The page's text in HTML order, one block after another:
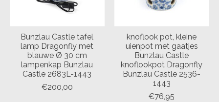
Bunzlau Castle tafel
lamp Dragonfly met
blauwe Ø 30 cm
lampenkap Bunzlau
Castle 2683L-1443
€200,00
knoflook pot, kleine
uienpot met gaatjes
Bunzlau Castle
knoflookpot Dragonfly
Bunzlau Castle 2536-
1443
€76,95